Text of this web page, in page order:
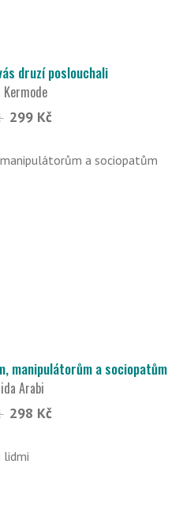
druzí poslouchali
Kermode
299 Kč
manipulátorům a sociopatům
Arabi
298 Kč